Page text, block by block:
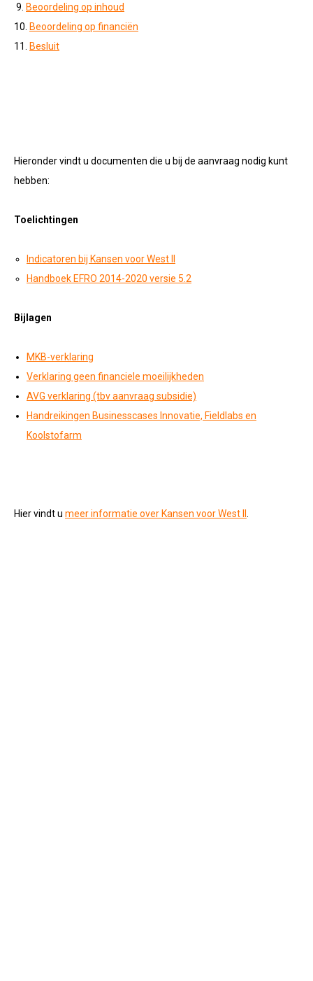
9. Beoordeling op inhoud
10. Beoordeling op financiën
11. Besluit
Hieronder vindt u documenten die u bij de aanvraag nodig kunt
hebben:
Toelichtingen
Indicatoren bij Kansen voor West II
Handboek EFRO 2014-2020 versie 5.2
Bijlagen
MKB-verklaring
Verklaring geen financiele moeilijkheden
AVG verklaring (tbv aanvraag subsidie)
Handreikingen Businesscases Innovatie, Fieldlabs en
Koolstofarm
Hier vindt u meer informatie over Kansen voor West II